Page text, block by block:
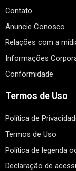
Contato
Anuncie Conosco
Relações com a
Informações
Conformidade
Termos de Uso
Política de
Termos de Uso
Política de legenda
Declaração de